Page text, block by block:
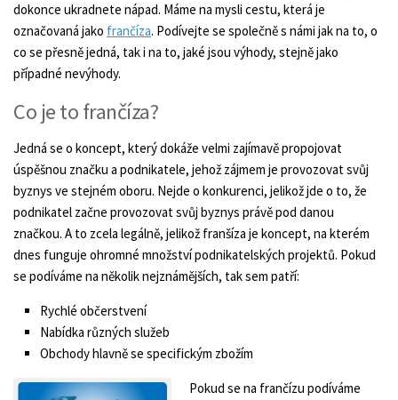
dokonce ukradnete nápad. Máme na mysli cestu, která je
označovaná jako frančíza. Podívejte se společně s námi jak na to, o
co se přesně jedná, tak i na to, jaké jsou výhody, stejně jako
případné nevýhody.
Co je to frančíza?
Jedná se o koncept, který dokáže velmi zajímavě propojovat
úspěšnou značku a podnikatele, jehož zájmem je provozovat svůj
byznys ve stejném oboru. Nejde o konkurenci, jelikož jde o to, že
podnikatel začne provozovat svůj byznys právě pod danou
značkou. A to zcela legálně, jelikož franšíza je koncept, na kterém
dnes funguje ohromné množství podnikatelských projektů. Pokud
se podíváme na několik nejznámějších, tak sem patří:
Rychlé občerstvení
Nabídka různých služeb
Obchody hlavně se specifickým zbožím
Pokud se na frančízu podíváme